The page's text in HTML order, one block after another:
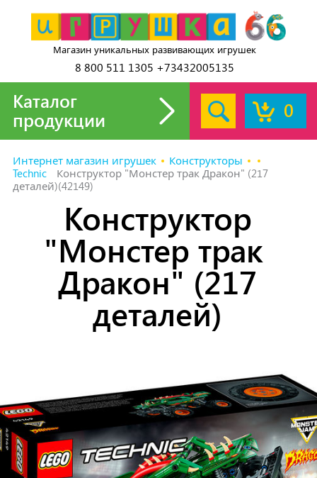
Магазин уникальных развивающих игрушек
8 800 511 1305 +73432005135
0
Каталог
продукции
Интернет магазин игрушек
Конструкторы
Technic
Конструктор "Монстер трак ​​Дракон" (217
деталей)(42149)
Конструктор
"Монстер трак ​​
Дракон" (217
деталей)